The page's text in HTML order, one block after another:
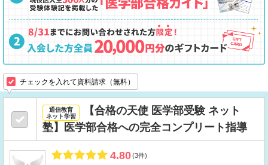
チェックを入れて資料請求（無料）
通信教育
ネット学習
【合格の天使 医学部受験 ネット
塾】医学部合格への完全コンプリート指導
4.80(3件)